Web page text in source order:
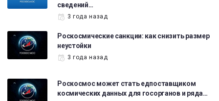
сведений…
3 года назад
Роскосмические санкции: как снизить размер
неустойки
3 года назад
Роскосмос может стать едпоставщиком
космических данных для госорганов и ряда…